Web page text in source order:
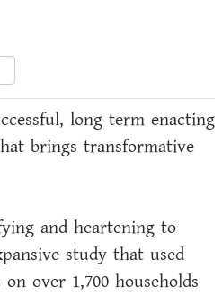
long-term enacting
brings transformative
and heartening to
study that used
over 1,700 households